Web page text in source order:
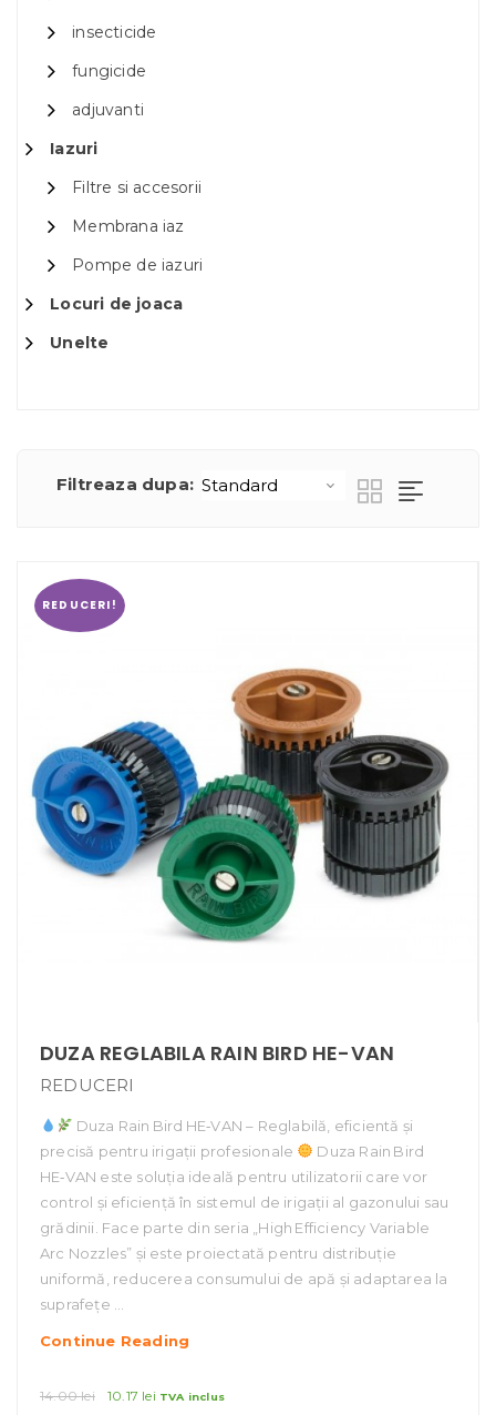
insecticide
fungicide
adjuvanti
Iazuri
Filtre si accesorii
Membrana iaz
Pompe de iazuri
Locuri de joaca
Unelte
Filtreaza dupa:
REDUCERI!
DUZA REGLABILA RAIN BIRD HE-VAN
REDUCERI
Duza Rain Bird HE‑VAN – Reglabilă, eficientă și
precisă pentru irigații profesionale
Duza Rain Bird
HE‑VAN este soluția ideală pentru utilizatorii care vor
control și eficiență în sistemul de irigații al gazonului sau
grădinii. Face parte din seria „High Efficiency Variable
Arc Nozzles” și este proiectată pentru distribuție
uniformă, reducerea consumului de apă și adaptarea la
suprafețe …
Continue Reading
Rain
14.00lei
Prețul
10.17 leiPrețul
TVA inclus